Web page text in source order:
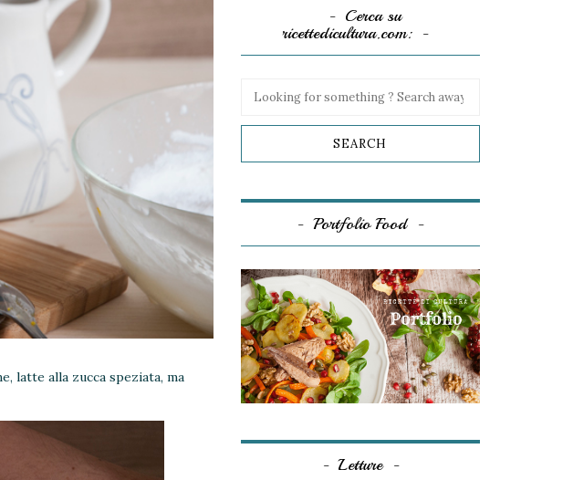
latte alla zucca speziata, ma
Cerca su
ricettedicultura.com:
Portfolio Food
Letture